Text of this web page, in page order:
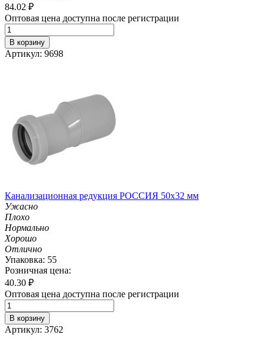
84.02 ₽
Оптовая цена доступна после регистрации
В корзину
Артикул: 9698
Канализационная редукция РОССИЯ 50х32 мм
Ужасно
Плохо
Нормально
Хорошо
Отлично
Упаковка: 55
Розничная цена:
40.30 ₽
Оптовая цена доступна после регистрации
В корзину
Артикул: 3762